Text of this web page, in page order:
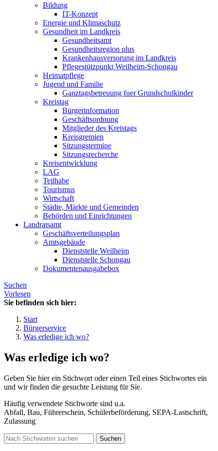
Bildung
IT-Konzept
Energie und Klimaschutz
Gesundheit im Landkreis
Gesundheitsamt
Gesundheitsregion plus
Krankenhausversorung im Landkreis
Pflegestützpunkt Weilheim-Schongau
Heimatpflege
Jugend und Familie
Ganztagsbetreuung fuer Grundschulkinder
Kreistag
Bürgerinformation
Geschäftsordnung
Mitglieder des Kreistags
Kreisgremien
Sitzungstermine
Sitzungsrecherche
Kreisentwicklung
LAG
Teilhabe
Tourismus
Wirtschaft
Städte, Märkte und Gemeinden
Behörden und Einrichtungen
Landratsamt
Geschäftsverteilungsplan
Amtsgebäude
Dienststelle Weilheim
Dienststelle Schongau
Dokumentenausgabebox
Suchen
Vorlesen
Sie befinden sich hier:
Start
Bürgerservice
Was erledige ich wo?
Was erledige ich wo?
Geben Sie hier ein Stichwort oder einen Teil eines Stichwortes ein
und wir finden die gesuchte Leistung für Sie.
Häufig verwendete Stichworte sind u.a.
Abfall, Bau, Führerschein, Schülerbeförderung, SEPA-Lastschrift,
Zulassung
Suchen